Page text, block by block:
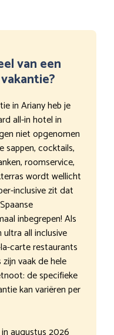
van een
in Ariany heb je
all-in hotel in
niet opgenomen
sappen, cocktails,
roomservice,
wordt wellicht
inclusive zit dat
inbegrepen! Als
all inclusive
carte restaurants
vaak de hele
de specifieke
kan variëren per